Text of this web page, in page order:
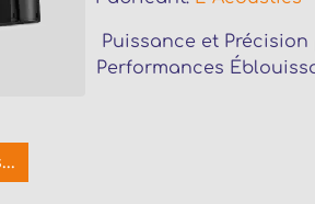
Puissance et Précision
Performances